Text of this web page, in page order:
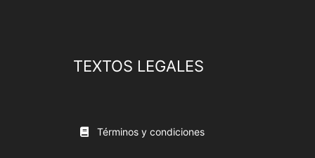
TEXTOS LEGALES
Términos y condiciones